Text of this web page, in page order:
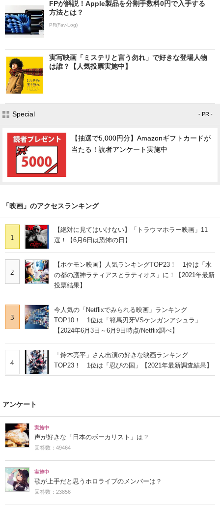
FPが解説！Apple製品を分割手数料0円で入手する
方法とは？
PR(Fav-Log)
実写映画「ミステリと言う勿れ」で好きな登場人物
は誰？【人気投票実施中】
Special - PR -
【抽選で5,000円分】Amazonギフトカードが
当たる！読者アンケート実施中
「映画」のアクセスランキング
1
【絶対に見てはいけない】「トラウマホラー映画」11
選！【6月6日は恐怖の日】
2
【ポケモン映画】人気ランキングTOP23！ 1位は「水
の都の護神ラティアスとラティオス」に！【2021年最新
投票結果】
3
今人気の「Netflixでみられる映画」ランキング
TOP10！ 1位は「範馬刃牙VSケンガンアシュラ」
【2024年6月3日～6月9日時点/Netflix調べ】
4
「鈴木亮平」さん出演の好きな映画ランキング
TOP23！ 1位は「忍びの国」【2021年最新調査結果】
アンケート
実施中
声が好きな「日本のボーカリスト」は？
回答数：49464
実施中
歌が上手だと思うホロライブのメンバーは？
回答数：23856